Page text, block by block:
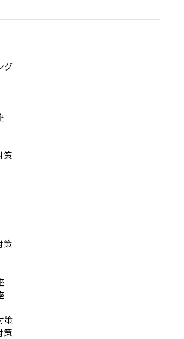
グ
策
策
策
策